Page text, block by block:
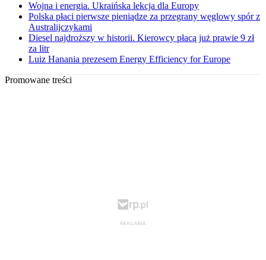
Wojna i energia. Ukraińska lekcja dla Europy
Polska płaci pierwsze pieniądze za przegrany węglowy spór z
Australijczykami
Diesel najdroższy w historii. Kierowcy płacą już prawie 9 zł
za litr
Luiz Hanania prezesem Energy Efficiency for Europe
Promowane treści